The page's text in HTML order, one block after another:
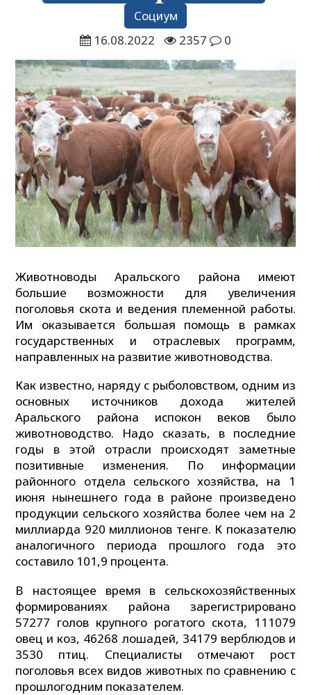
Социум
16.08.2022
2357 0
Животноводы Аральского района имеют
большие возможности для увеличения
поголовья скота и ведения племенной работы.
Им оказывается большая помощь в рамках
государственных и отраслевых программ,
направленных на развитие животноводства.
Как известно, наряду с рыболовством, одним из
основных источников дохода жителей
Аральского района испокон веков было
животноводство. Надо сказать, в последние
годы в этой отрасли происходят заметные
позитивные изменения. По информации
районного отдела сельского хозяйства, на 1
июня нынешнего года в районе произведено
продукции сельского хозяйства более чем на 2
миллиарда 920 миллионов тенге. К показателю
аналогичного периода прошлого года это
составило 101,9 процента.
В настоящее время в сельскохозяйственных
формированиях района зарегистрировано
57277 голов крупного рогатого скота, 111079
овец и коз, 46268 лошадей, 34179 верблюдов и
3530 птиц. Специалисты отмечают рост
поголовья всех видов животных по сравнению с
прошлогодним показателем.